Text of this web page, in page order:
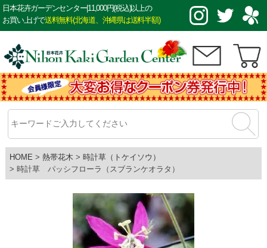
日本花卉ガーデンセンター|11,000円(税込)以上の
お買い上げで送料無料(北海道、沖縄県は送料半額)
HOME 熱帯花木
時計草（トケイソウ）
時計草 パッシフローラ（スブランケオラタ）